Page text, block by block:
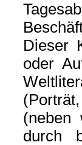
Dieser
oder
(neben
durch